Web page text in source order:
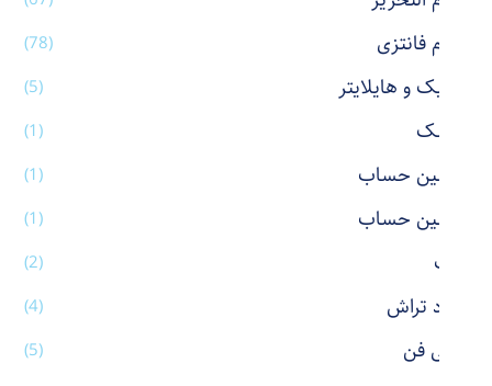
لوازم فانتزی (78)
ماژیک و هایلایتر (5)
ماسک (1)
ماشین حساب (1)
ماشین حساب (1)
ماگ (2)
مداد تراش (4)
مینی فن (5)